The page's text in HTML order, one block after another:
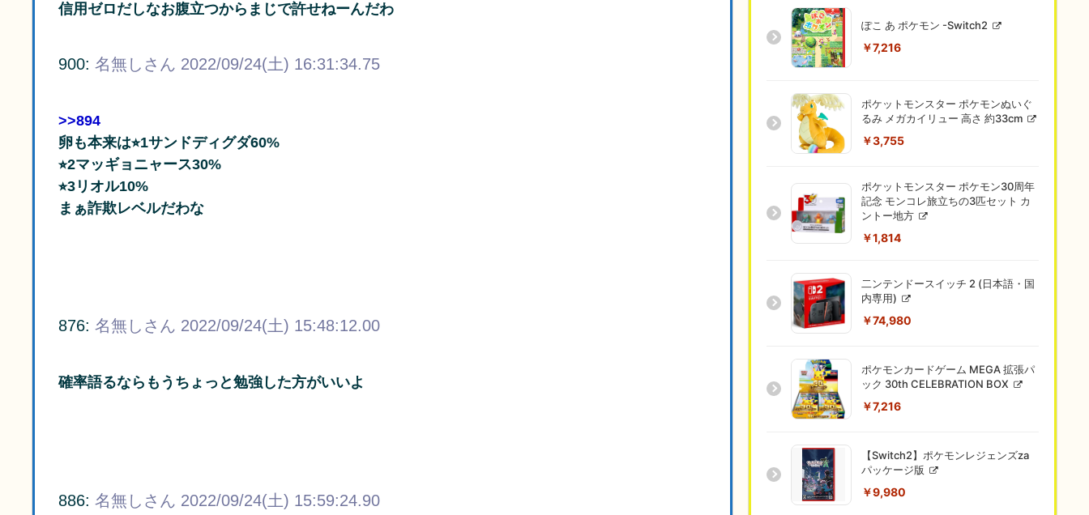
信用ゼロだしなお腹立つからまじで許せねーんだわ
900: 名無しさん 2022/09/24(土) 16:31:34.75
>>894
卵も本来は⭐︎1サンドディグダ60%
⭐︎2マッギョニャース30%
⭐︎3リオル10%
まぁ詐欺レベルだわな
876: 名無しさん 2022/09/24(土) 15:48:12.00
確率語るならもうちょっと勉強した方がいいよ
886: 名無しさん 2022/09/24(土) 15:59:24.90
ぽこ あ ポケモン -Switch2
￥7,216
ポケットモンスター ポケモンぬいぐ
るみ メガカイリュー 高さ 約33cm
￥3,755
ポケットモンスター ポケモン30周年
記念 モンコレ旅立ちの3匹セット カ
ントー地方
￥1,814
二ンテンドースイッチ 2 (日本語・国
内専用)
￥74,980
ポケモンカードゲーム MEGA 拡張パ
ック 30th CELEBRATION BOX
￥7,216
【Switch2】ポケモンレジェンズza
パッケージ版
￥9,980